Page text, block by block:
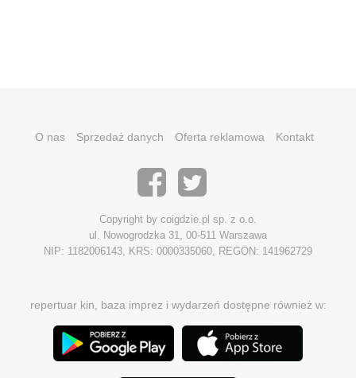
O nas Sprzedaż danych Oferta reklamowa Kontakt
Copyright by coigdzie.pl sp. z o.o.
ul. Nowogrodzka 31, 00-511 Warszawa
NIP: 1182006143, KRS: 0000335060, REGON: 141962729
repertuar kin, baza imprez i wydarzeń dostępne również w: